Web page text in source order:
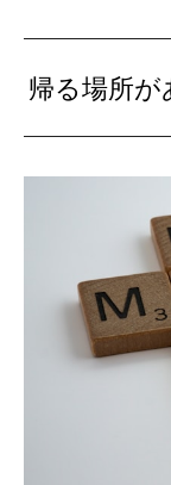
帰る場所